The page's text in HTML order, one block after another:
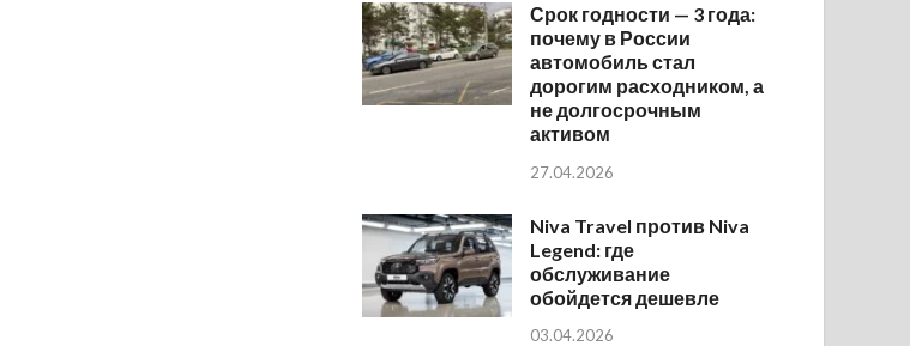
Срок годности — 3 года:
почему в России
автомобиль стал
дорогим расходником, а
не долгосрочным
активом
27.04.2026
Niva Travel против Niva
Legend: где
обслуживание
обойдется дешевле
03.04.2026